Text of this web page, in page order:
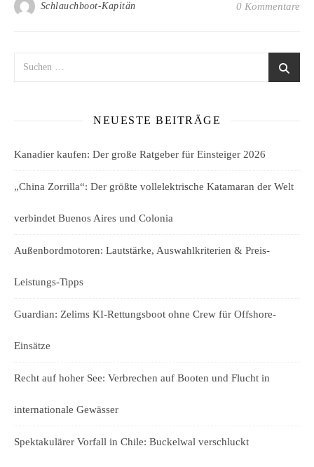
Schlauchboot-Kapitän 0 Kommentare
NEUESTE BEITRÄGE
Kanadier kaufen: Der große Ratgeber für Einsteiger 2026
„China Zorrilla“: Der größte vollelektrische Katamaran der Welt
verbindet Buenos Aires und Colonia
Außenbordmotoren: Lautstärke, Auswahlkriterien & Preis-
Leistungs-Tipps
Guardian: Zelims KI-Rettungsboot ohne Crew für Offshore-
Einsätze
Recht auf hoher See: Verbrechen auf Booten und Flucht in
internationale Gewässer
Spektakulärer Vorfall in Chile: Buckelwal verschluckt